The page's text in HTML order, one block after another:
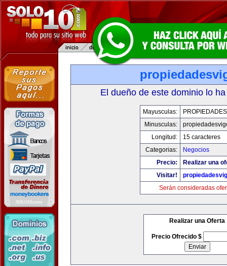
El dueño de este dominio lo
Mayusculas:
Minusculas:
Longitud:
15 caracteres
Categorias:
Negocios
Precio:
Realizar una
Visitar!
Serán consideradas
Realizar una Oferta
Precio Ofrecido $